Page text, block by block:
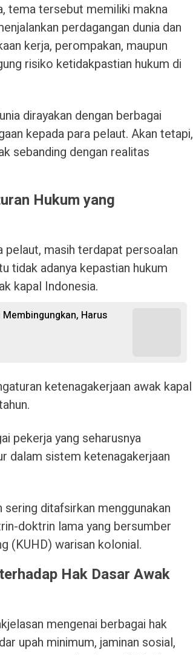
tema tersebut memiliki makna
perdagangan dunia dan
kerja, perompakan, maupun
risiko ketidakpastian hukum di
dirayakan dengan berbagai
kepada para pelaut. Akan tetapi,
sebanding dengan realitas
Hukum yang
pelaut, masih terdapat persoalan
tidak adanya kepastian hukum
kapal Indonesia.
Membingungkan, Harus
ketenagakerjaan awak kapal
pekerja yang seharusnya
dalam sistem ketenagakerjaan
sering ditafsirkan menggunakan
doktrin lama yang bersumber
(KUHD) warisan kolonial.
Hak Dasar Awak
mengenai berbagai hak
upah minimum, jaminan sosial,